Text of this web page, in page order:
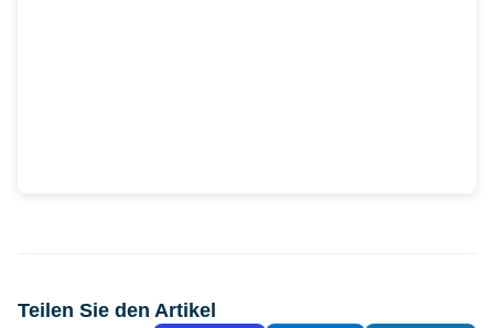
Teilen Sie den Artikel